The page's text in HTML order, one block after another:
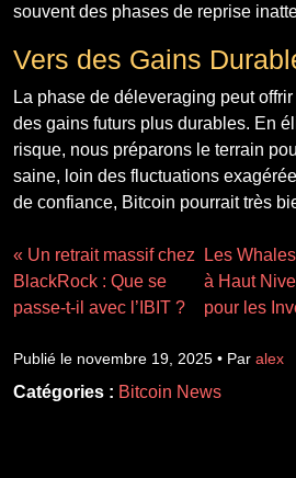
souvent des phases de reprise
Vers des Gains
La phase de déleveraging peut
des gains futurs plus durables. En
risque, nous préparons le terrain
saine, loin des fluctuations
de confiance, Bitcoin pourrait très
« Un retrait massif chez
BlackRock : Que se
passe-t-il avec l’IBIT ?
Les
à Haut
pour les
Publié le novembre 19, 2025 • Par alex
Catégories : Bitcoin News